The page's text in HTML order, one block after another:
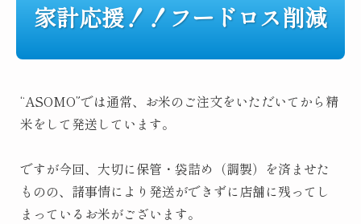
家計応援！！フードロス削減
“ASOMO”では通常、お米のご注文をいただいてから精
米をして発送しています。
ですが今回、大切に保管・袋詰め（調製）を済ませた
ものの、諸事情により発送ができずに店舗に残ってし
まっているお米がございます。